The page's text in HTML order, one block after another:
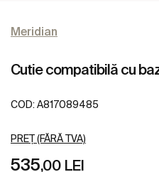
Meridian
Cutie compatibilă cu
COD: A817089485
PREȚ (FĂRĂ TVA)
535,00 LEI